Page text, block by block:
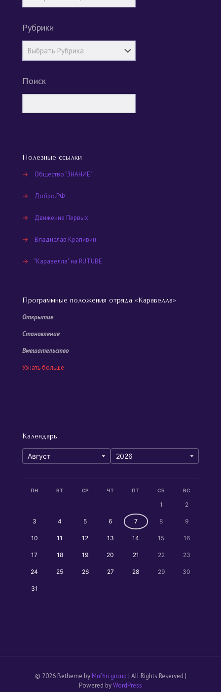
Рубрики
Поиск
Полезные ссылки
→ Общество "ЗНАНИЕ"
→ Добро.РФ
→ Движение Первых
→ Владислав Крапивин
→ "Каравелла" на RUTUBE
Программные положения отряда «Каравелла»
Открытие
Становление
Вмешательство
Узнать больше
Календарь
ПН ВТ СР ЧТ ПТ СБ ВС
1 2
3 4 5 6 7 8 9
10 11 12 13 14 15 16
17 18 19 20 21 22 23
24 25 26 27 28 29 30
31
© 2026 Betheme by Muffin group | All Rights Reserved |
Powered byWordPress